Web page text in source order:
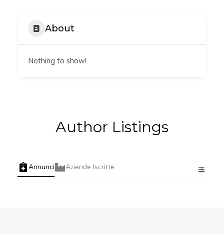
About
Nothing to show!
Author Listings
Annunci Aziende Iscritte